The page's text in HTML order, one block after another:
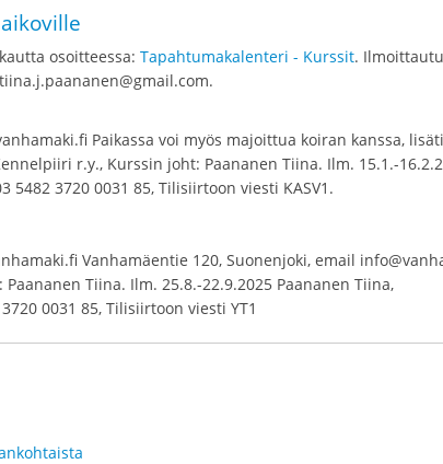
osoitteessa: Tapahtumakalenteri - Kurssit.
Paikassa voi myös majoittua koiran kanssa,
r.y., Kurssin joht: Paananen Tiina. Ilm. 15.1.-
3720 0031 85, Tilisiirtoon viesti KASV1.
Vanhamäentie 120, Suonenjoki, email
Tiina. Ilm. 25.8.-22.9.2025 Paananen Tiina,
0031 85, Tilisiirtoon viesti YT1